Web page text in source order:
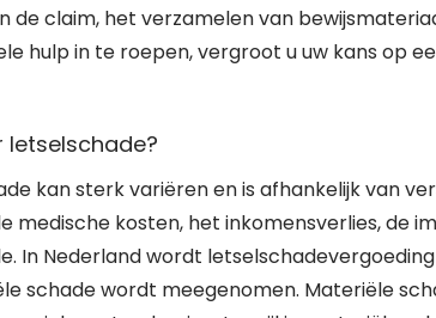
de claim, het verzamelen van
hulp in te roepen, vergroot u uw kans op
kan sterk variëren en is afhankelijk van
medische kosten, het inkomensverlies, de
In Nederland wordt
schade wordt meegenomen. Materiële